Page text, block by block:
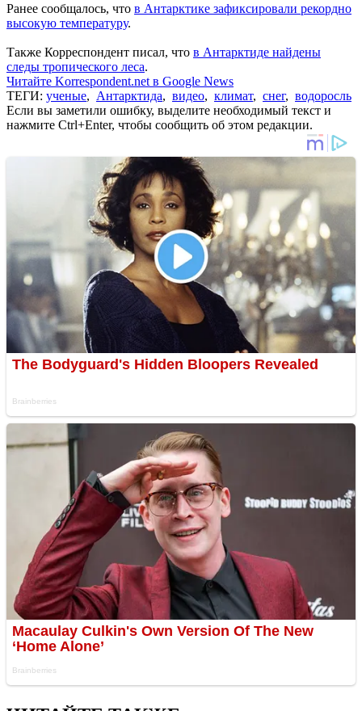
Ранее сообщалось, что в Антарктике зафиксировали рекордно
высокую температуру.
Также Корреспондент писал, что в Антарктиде найдены
следы тропического леса.
Читайте Korrespondent.net в Google News
ТЕГИ: ученые, Антарктида, видео, климат, снег, водоросль
Если вы заметили ошибку, выделите необходимый текст и
нажмите Ctrl+Enter, чтобы сообщить об этом редакции.